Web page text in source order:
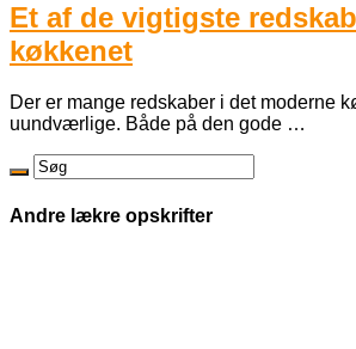
Et af de vigtigste
køkkenet
Der er mange redskaber i det moderne
uundværlige. Både på den gode …
Andre lækre opskrifter